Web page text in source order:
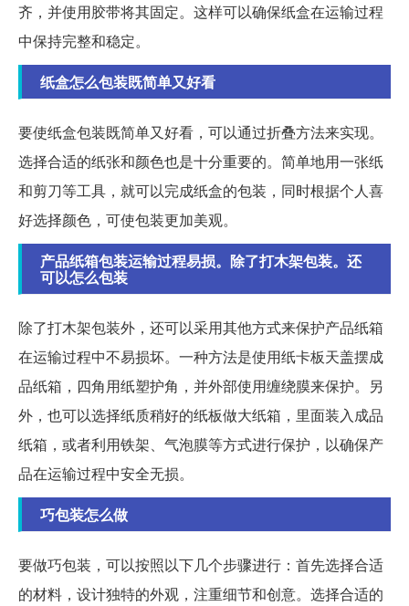
齐，并使用胶带将其固定。这样可以确保纸盒在运输过程
中保持完整和稳定。
纸盒怎么包装既简单又好看
要使纸盒包装既简单又好看，可以通过折叠方法来实现。
选择合适的纸张和颜色也是十分重要的。简单地用一张纸
和剪刀等工具，就可以完成纸盒的包装，同时根据个人喜
好选择颜色，可使包装更加美观。
产品纸箱包装运输过程易损。除了打木架包装。还
可以怎么包装
除了打木架包装外，还可以采用其他方式来保护产品纸箱
在运输过程中不易损坏。一种方法是使用纸卡板天盖摆成
品纸箱，四角用纸塑护角，并外部使用缠绕膜来保护。另
外，也可以选择纸质稍好的纸板做大纸箱，里面装入成品
纸箱，或者利用铁架、气泡膜等方式进行保护，以确保产
品在运输过程中安全无损。
巧包装怎么做
要做巧包装，可以按照以下几个步骤进行：首先选择合适
的材料，设计独特的外观，注重细节和创意。选择合适的